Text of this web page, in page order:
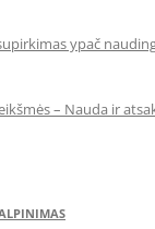
ypač
– Nauda ir